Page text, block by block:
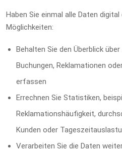
Haben Sie einmal alle Daten
Möglichkeiten:
Behalten Sie den Überblick
Buchungen, Reklamationen
erfassen
Errechnen Sie Statistiken,
Reklamationshäufigkeit,
Kunden oder
Verarbeiten Sie die Daten